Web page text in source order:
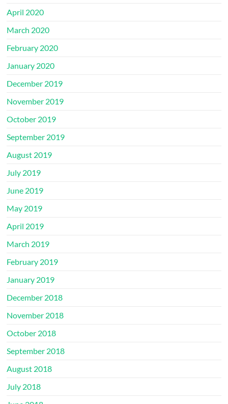
April 2020
March 2020
February 2020
January 2020
December 2019
November 2019
October 2019
September 2019
August 2019
July 2019
June 2019
May 2019
April 2019
March 2019
February 2019
January 2019
December 2018
November 2018
October 2018
September 2018
August 2018
July 2018